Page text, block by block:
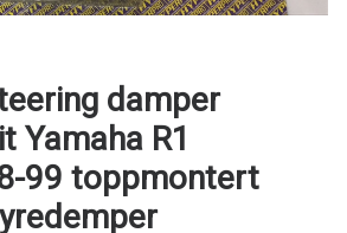
damper
Yamaha R1
99 toppmontert